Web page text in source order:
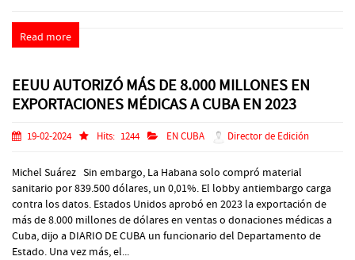
Read more
EEUU AUTORIZÓ MÁS DE 8.000 MILLONES EN
EXPORTACIONES MÉDICAS A CUBA EN 2023
19-02-2024 Hits: 1244 EN CUBA Director de Edición
Michel Suárez Sin embargo, La Habana solo compró material
sanitario por 839.500 dólares, un 0,01%. El lobby antiembargo carga
contra los datos. Estados Unidos aprobó en 2023 la exportación de
más de 8.000 millones de dólares en ventas o donaciones médicas a
Cuba, dijo a DIARIO DE CUBA un funcionario del Departamento de
Estado. Una vez más, el...